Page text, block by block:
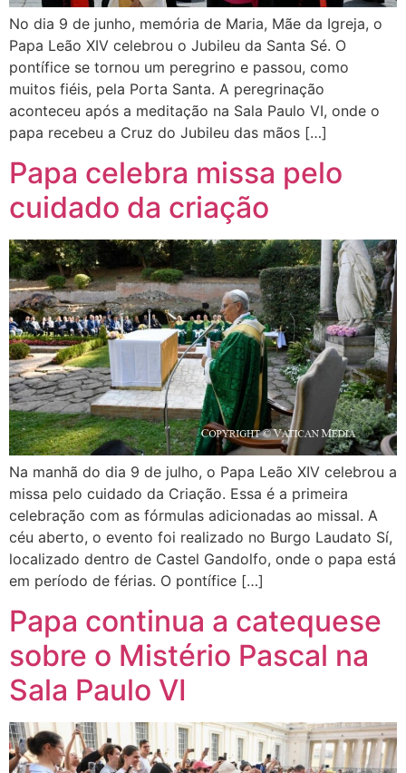
No dia 9 de junho, memória de Maria, Mãe da Igreja, o
Papa Leão XIV celebrou o Jubileu da Santa Sé. O
pontífice se tornou um peregrino e passou, como
muitos fiéis, pela Porta Santa. A peregrinação
aconteceu após a meditação na Sala Paulo VI, onde o
papa recebeu a Cruz do Jubileu das mãos […]
Papa celebra missa pelo
cuidado da criação
Na manhã do dia 9 de julho, o Papa Leão XIV celebrou a
missa pelo cuidado da Criação. Essa é a primeira
celebração com as fórmulas adicionadas ao missal. A
céu aberto, o evento foi realizado no Burgo Laudato Sí,
localizado dentro de Castel Gandolfo, onde o papa está
em período de férias. O pontífice […]
Papa continua a catequese
sobre o Mistério Pascal na
Sala Paulo VI